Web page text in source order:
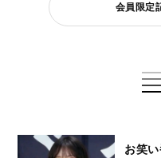
会員限定
お笑